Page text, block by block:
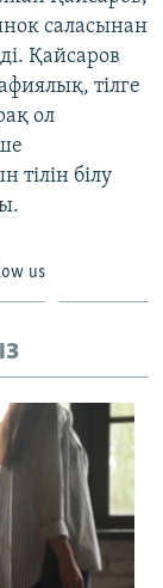
саласынан
Қайсаров
тілге
ол
тілін білу
us